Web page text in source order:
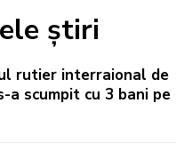
știri
rutier interraional de
a scumpit cu 3 bani pe